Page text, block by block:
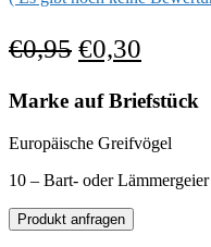
€0,95 €0,30
Marke auf Briefstück
Europäische Greifvögel
10 – Bart- oder
Produkt anfragen